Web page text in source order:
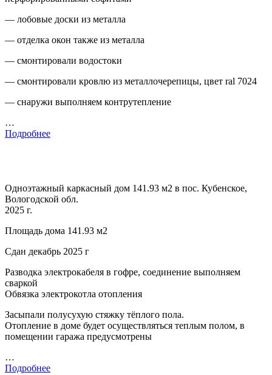
— лобовые доски из металла
— отделка окон также из металла
— смонтировали водостоки
— смонтировали кровлю из металлочерепицы, цвет ral 7024
— снаружи выполняем контрутепление
…
Подробнее
Одноэтажный каркасный дом 141.93 м2 в пос. Кубенское,
Вологодской обл.
2025 г.
Площадь дома 141.93 м2
Сдан декабрь 2025 г
Разводка электрокабеля в гофре, соединение выполняем
сваркой
Обвязка электрокотла отопления
Засыпали полусухую стяжку тёплого пола.
Отопление в доме будет осуществляться теплым полом, в
помещении гаража предусмотрены
…
Подробнее